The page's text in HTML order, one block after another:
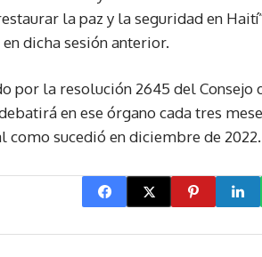
la paz y la seguridad en
dicha sesión anterior.
por la resolución 2645 del Consejo
en ese órgano cada tres
como sucedió en diciembre de 2022.